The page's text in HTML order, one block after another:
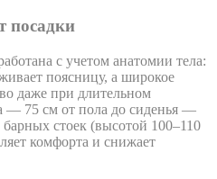
посадки
с учетом анатомии тела:
поясницу, а широкое
даже при длительном
— 75 см от пола до сиденья —
стоек (высотой 100–110
комфорта и снижает